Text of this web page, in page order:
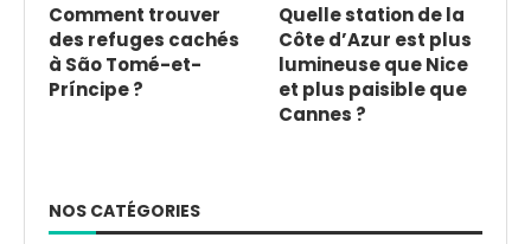
Comment trouver
des refuges cachés
à São Tomé-et-
Príncipe ?
Quelle station de la
Côte d’Azur est plus
lumineuse que Nice
et plus paisible que
Cannes ?
NOS CATÉGORIES